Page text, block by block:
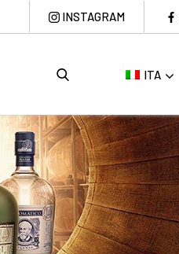
INSTAGRAM
ITA